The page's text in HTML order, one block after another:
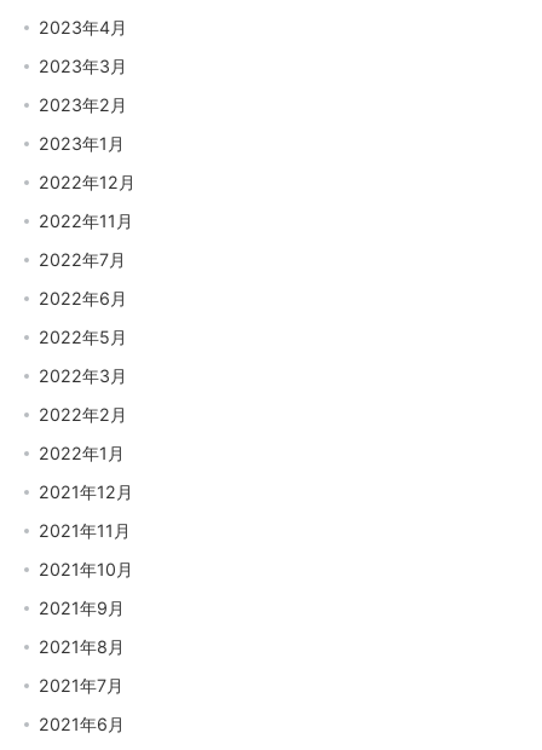
2023年4月
2023年3月
2023年2月
2023年1月
2022年12月
2022年11月
2022年7月
2022年6月
2022年5月
2022年3月
2022年2月
2022年1月
2021年12月
2021年11月
2021年10月
2021年9月
2021年8月
2021年7月
2021年6月